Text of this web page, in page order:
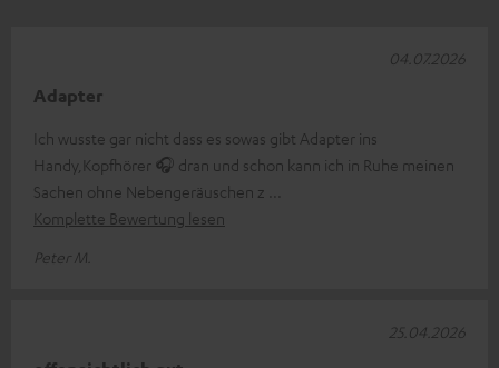
Adapter
Ich wusste gar nicht dass es sowas gibt Adapter ins
Handy,Kopfhörer 🎧 dran und schon kann ich in Ruhe meinen
Sachen ohne Nebengeräuschen z
Komplette Bewertung lesen
Peter M.
04.07.2026
25.04.2026